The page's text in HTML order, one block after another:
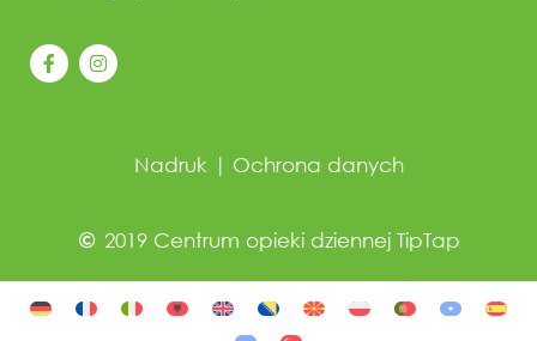
Nadruk | Ochrona danych
2019 Centrum opieki dziennej TipTap